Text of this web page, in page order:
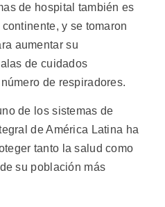
de hospital también es
y se tomaron
aumentar su
de cuidados
de respiradores.
de los sistemas de
de América Latina ha
tanto la salud como
su población más